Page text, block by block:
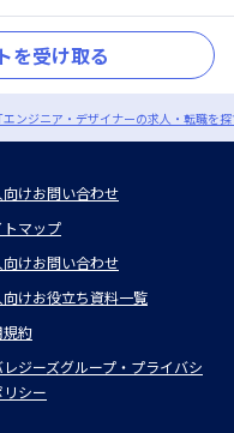
を受け取る
エンジニア・デザイナーの求人・転職を
向けお問い合わせ
トマップ
向けお問い合わせ
向けお役立ち資料一覧
規約
レジーズグループ・プライバシ
リシー